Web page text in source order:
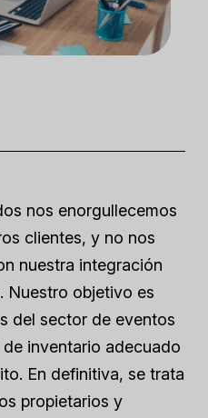
nos enorgullecemos
clientes, y no nos
nuestra integración
Nuestro objetivo es
del sector de eventos
inventario adecuado
En definitiva, se trata
propietarios y